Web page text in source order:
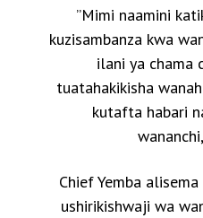
”Mimi naamini
kuzisambanza kwa
ilani ya chama
tuatahakikisha
kutafta habari
Chief Yemba
ushirikishwaji wa